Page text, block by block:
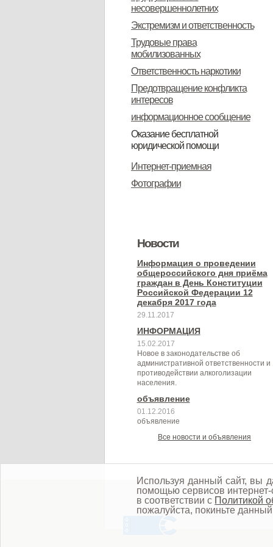
несовершеннолетних
Экстремизм и ответственность
Трудовые права
мобилизованных
Ответственность наркотики
Предотвращение конфликта
интересов
информационное сообщение
Оказание бесплатной
юридической помощи
юридической помощи
Интернет-приемная
Фотографии
Новости
Информация о проведении
общероссийского дня приёма
граждан в День Конституции
Российской Федерации 12
декабря 2017 года
29.11.2017
ИНФОРМАЦИЯ
15.02.2017
Новое в законодательстве об
административной ответственности и
противодействии алкоголизации
населения.
объявление
01.12.2016
объявление
Все новости и объявления
Используя данный сайт, вы
помощью сервисов интернет-
в соответствии с Политикой
пожалуйста, покиньте данный